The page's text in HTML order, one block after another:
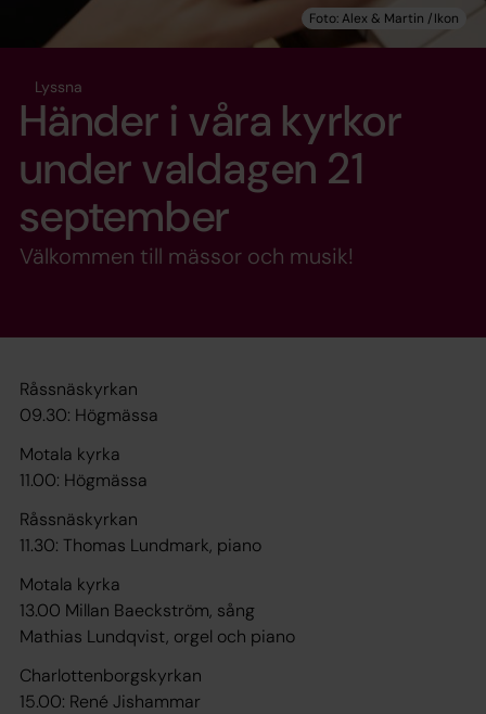
Lyssna
Händer i våra kyrkor
under valdagen 21
september
Välkommen till mässor och musik!
Råssnäskyrkan
09.30: Högmässa
Motala kyrka
11.00: Högmässa
Råssnäskyrkan
11.30: Thomas Lundmark, piano
Motala kyrka
13.00 Millan Baeckström, sång
Mathias Lundqvist, orgel och piano
Charlottenborgskyrkan
15.00: René Jishammar